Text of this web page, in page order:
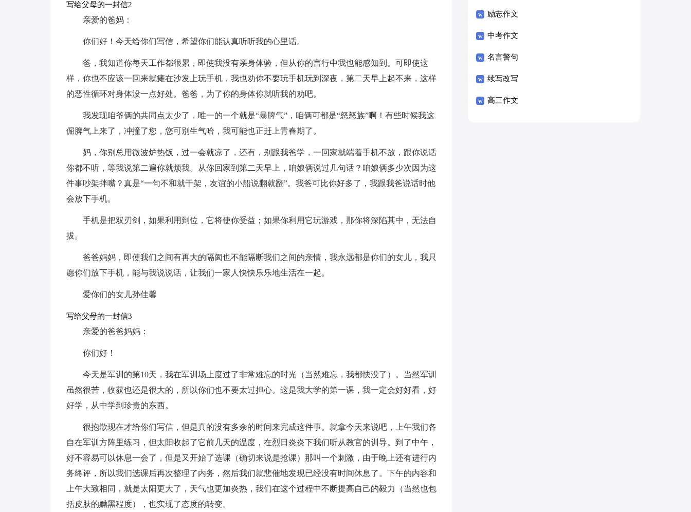
写给父母的一封信2
亲爱的爸妈：
你们好！今天给你们写信，希望你们能认真听听我的心里话。
爸，我知道你每天工作都很累，即使我没有亲身体验，但从你的言行中我也能感知到。可即使这
样，你也不应该一回来就瘫在沙发上玩手机，我也劝你不要玩手机玩到深夜，第二天早上起不来，这样
的恶性循环对身体没一点好处。爸爸，为了你的身体你就听我的劝吧。
我发现咱爷俩的共同点太少了，唯一的一个就是“暴脾气”，咱俩可都是“怒怒族”啊！有些时候我这
倔脾气上来了，冲撞了您，您可别生气哈，我可能也正赶上青春期了。
妈，你别总用微波炉热饭，过一会就凉了，还有，别跟我爸学，一回家就端着手机不放，跟你说话
你都不听，等我说第二遍你就烦我。从你回家到第二天早上，咱娘俩说过几句话？咱娘俩多少次因为这
件事吵架拌嘴？真是“一句不和就干架，友谊的小船说翻就翻”。我爸可比你好多了，我跟我爸说话时他
会放下手机。
手机是把双刃剑，如果利用到位，它将使你受益；如果你利用它玩游戏，那你将深陷其中，无法自
拔。
爸爸妈妈，即使我们之间有再大的隔阂也不能隔断我们之间的亲情，我永远都是你们的女儿，我只
愿你们放下手机，能与我说说话，让我们一家人快快乐乐地生活在一起。
爱你们的女儿孙佳馨
写给父母的一封信3
亲爱的爸爸妈妈：
你们好！
今天是军训的第10天，我在军训场上度过了非常难忘的时光（当然难忘，我都快没了）。当然军训
虽然很苦，收获也还是很大的，所以你们也不要太过担心。这是我大学的第一课，我一定会好好看，好
好学，从中学到珍贵的东西。
很抱歉现在才给你们写信，但是真的没有多余的时间来完成这件事。就拿今天来说吧，上午我们各
自在军训方阵里练习，但太阳收起了它前几天的温度，在烈日炎炎下我们听从教官的训导。到了中午，
好不容易可以休息一会了，但是又开始了选课（确切来说是抢课）那叫一个刺激，由于晚上还有进行内
务终评，所以我们选课后再次整理了内务，然后我们就悲催地发现已经没有时间休息了。下午的内容和
上午大致相同，就是太阳更大了，天气也更加炎热，我们在这个过程中不断提高自己的毅力（当然也包
括皮肤的黝黑程度），也实现了态度的转变。
励志作文
中考作文
名言警句
续写改写
高三作文